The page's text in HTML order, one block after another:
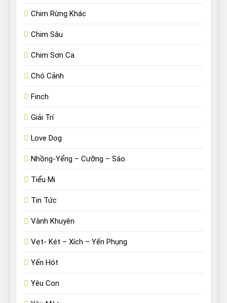
Chim Rừng Khác
Chim Sâu
Chim Sơn Ca
Chó Cảnh
Finch
Giải Trí
Love Dog
Nhồng-Yểng – Cưỡng – Sáo
Tiểu Mi
Tin Tức
Vành Khuyên
Vẹt- Két – Xích – Yến Phụng
Yến Hót
Yêu Con